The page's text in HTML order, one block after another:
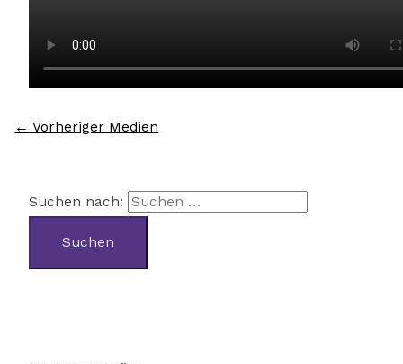
← Vorheriger Medien
Suchen nach: